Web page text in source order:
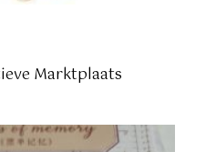
Marktplaats